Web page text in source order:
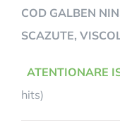
COD GALBEN
SCAZUTE,
ATENTIONARE
hits)